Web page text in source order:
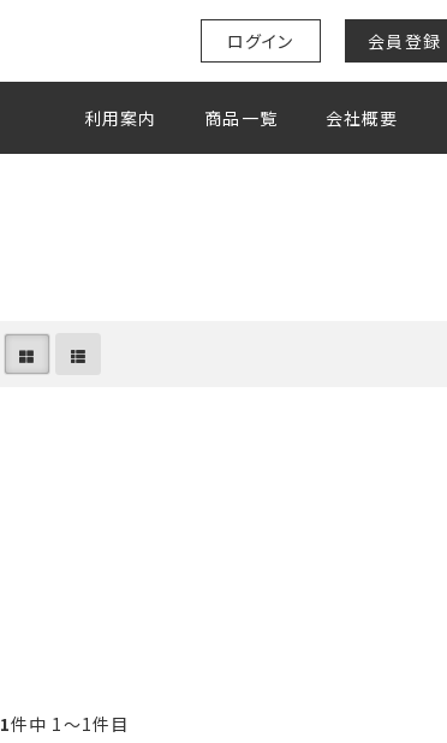
ログイン 会員登録
利用案内 商品一覧 会社概要
1件中 1〜1件目